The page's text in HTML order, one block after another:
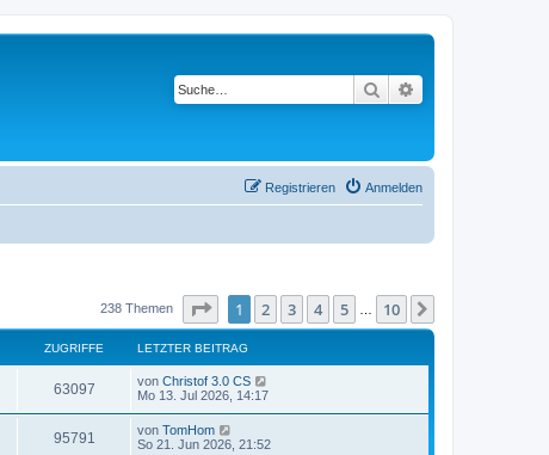
Suche
Anmelden
Registrieren
238 Themen Seite von10
1 2 3 4 5 10
ZUGRIFFE LETZTER BEITRAG
63097 von Christof 3.0 CS
Mo 13. Jul 2026, 14:17
95791 von TomHom
So 21. Jun 2026, 21:52